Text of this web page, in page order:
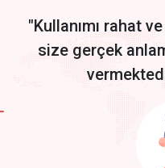
"Kullanımı rahat
size gerçek